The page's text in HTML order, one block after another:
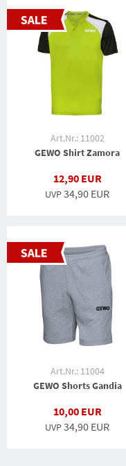
Art.Nr.: 11002
GEWO Shirt Zamora
12,90 EUR
UVP34,90 EUR
Art.Nr.: 11004
GEWO Shorts Gandia
10,00 EUR
UVP34,90 EUR